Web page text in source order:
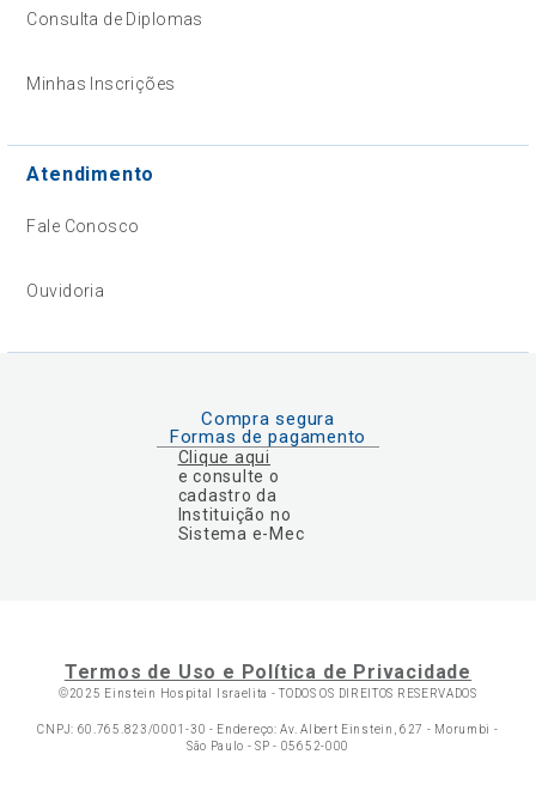
Consulta de Diplomas
Minhas Inscrições
Atendimento
Fale Conosco
Ouvidoria
Compra segura
Formas de pagamento
Clique aqui
e consulte o
cadastro da
Instituição no
Sistema e-Mec
Termos de Uso e Política de Privacidade
©2025 Einstein Hospital Israelita -TODOS OS DIREITOS RESERVADOS
CNPJ: 60.765.823/0001-30 - Endereço: Av. Albert Einstein, 627 - Morumbi -
São Paulo - SP - 05652-000